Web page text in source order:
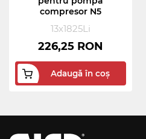
compresor N5
13x1825Li
226,25 RON
Adaugă în coș